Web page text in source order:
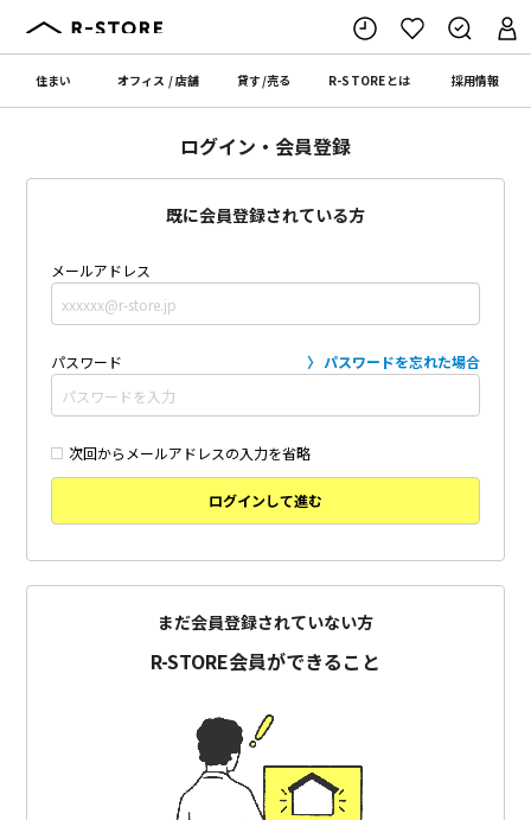
住まい オフィス /店舗 貸す/売る R-STOREとは 採用情報
ログイン・会員登録
既に会員登録されている方
メールアドレス
パスワード パスワードを忘れた場合
次回からメールアドレスの入力を省略
ログインして進む
まだ会員登録されていない方
R-STORE会員ができること